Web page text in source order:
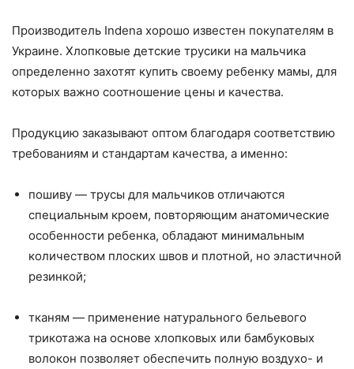
Производитель Indena хорошо известен покупателям в
Украине. Хлопковые детские трусики на мальчика
определенно захотят купить своему ребенку мамы, для
которых важно соотношение цены и качества.
Продукцию заказывают оптом благодаря соответствию
требованиям и стандартам качества, а именно:
пошиву — трусы для мальчиков отличаются
специальным кроем, повторяющим анатомические
особенности ребенка, обладают минимальным
количеством плоских швов и плотной, но эластичной
резинкой;
тканям — применение натурального бельевого
трикотажа на основе хлопковых или бамбуковых
волокон позволяет обеспечить полную воздухо- и